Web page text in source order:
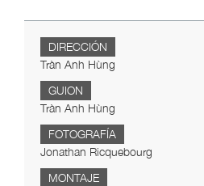
DIRECCIÓN
Tràn Anh Hùng
GUION
Tràn Anh Hùng
FOTOGRAFÍA
Jonathan Ricquebourg
MONTAJE